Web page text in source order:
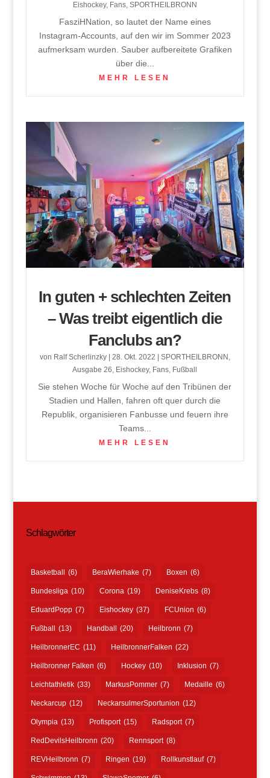
Eishockey, Fans, SPORTHEILBRONN
FasziHNation, so lautet der Name eines
Instagram-Accounts, auf den wir im Sommer 2023
aufmerksam wurden. Sauber aufbereitete Grafiken
über die...
MEHR LESEN
In guten + schlechten Zeiten
– Was treibt eigentlich die
Fanclubs an?
von Ralf Scherlinzky| 28. Okt. 2022 SPORTHEILBRONN ,
Ausgabe 26, Eishockey, Fans, Fußball
Sie stehen Woche für Woche auf den Tribünen der
Stadien und Hallen, fahren oft quer durch die
Republik, organisieren Fanbusse und feuern ihre
Teams...
MEHR LESEN
Schlagwörter
Basketball (6) BeraWierhake (7) Boxen (6)
Bundesliga (10) Corona (19) DeniseKrebs (8)
EduardPopp (7) Eishockey (37) FCUnion (6)
Fußball (13) Handball (20) Heilbronn (7)
HeilbronnerEC (11) HeilbronnerFalken (22)
Heilbronner Falken (6) Hockey (10) Inklusion (7)
Leichtathletik (33) MarkusPommer (7) Medaille (6)
Neckarcup (12) NeckarsulmerSportunion (12)
Olympia (13) Profisport (15) Radsport (7)
RedDevilsHeilbronn (20) Rennsport (8)
REVHeilbronn (7) Ringen (19) Rollkunstlauf (7)